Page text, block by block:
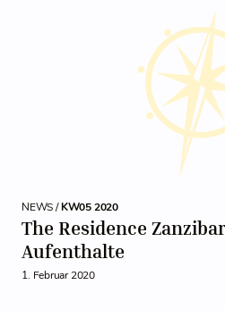
NEWS /KW05 2020
The Residence
Aufenthalte
1. Februar 2020